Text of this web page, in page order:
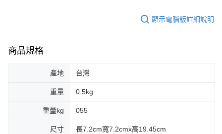
顯示電腦版詳細說明
商品規格
產地 台灣
重量 0.5kg
重量kg 055
尺寸 長7.2cm寬7.2cmx高19.45cm